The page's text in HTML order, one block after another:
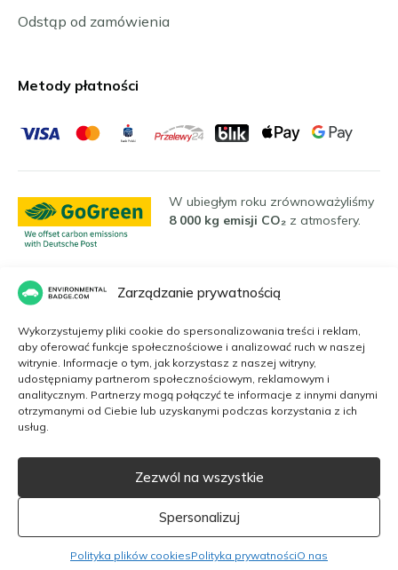
Zarządzanie prywatnością
Wykorzystujemy pliki cookie do spersonalizowania treści i reklam,
aby oferować funkcje społecznościowe i analizować ruch w naszej
witrynie. Informacje o tym, jak korzystasz z naszej witryny,
udostępniamy partnerom społecznościowym, reklamowym i
analitycznym. Partnerzy mogą połączyć te informacje z innymi danymi
otrzymanymi od Ciebie lub uzyskanymi podczas korzystania z ich
usług.
Zezwól na wszystkie
Spersonalizuj
Polityka plików cookiesPolityka prywatnościO nas
Odstąp od zamówienia
Metody płatności
W ubiegłym roku zrównoważyliśmy
8 000 kg emisji CO₂ z atmosfery.
Języki
Polski
Dansk
Français
2026 EnvironmentalBadge.com
Strona internetowa ma charakter komercyjny. Nie współpracujemy z
żadną agencją rządową. Naszymi dostawcami są certyfikowane